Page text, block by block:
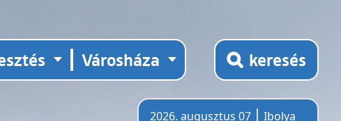
Városháza keresés
2026. augusztus 07
Ibolya